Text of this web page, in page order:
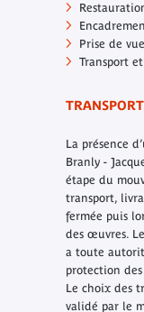
Prise de
Transport
La présence
Branly -
étape du
transport,
fermée puis
des œuvres.
a toute
protection
Le choix des
validé par le